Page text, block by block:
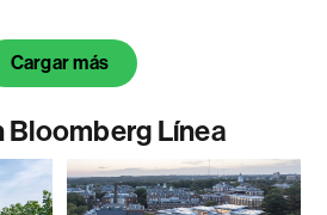
Cargar más
Bloomberg Línea